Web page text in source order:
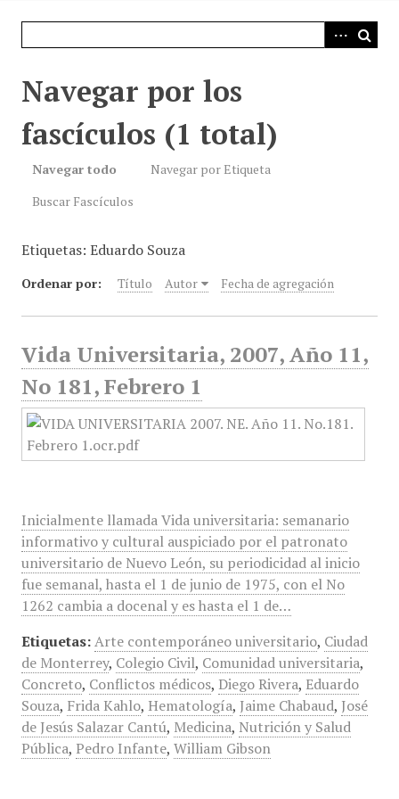
Navegar por los
fascículos (1 total)
Navegar todo
Navegar por Etiqueta
Buscar Fascículos
Etiquetas: Eduardo Souza
Ordenar por: Título Autor Fecha de agregación
Vida Universitaria, 2007, Año 11,
No 181, Febrero 1
Inicialmente llamada Vida universitaria: semanario
informativo y cultural auspiciado por el patronato
universitario de Nuevo León, su periodicidad al inicio
fue semanal, hasta el 1 de junio de 1975, con el No
1262 cambia a docenal y es hasta el 1 de…
Etiquetas: Arte contemporáneo universitario, Ciudad
de Monterrey, Colegio Civil, Comunidad universitaria,
Concreto, Conflictos médicos, Diego Rivera, Eduardo
Souza, Frida Kahlo, Hematología, Jaime Chabaud, José
de Jesús Salazar Cantú, Medicina, Nutrición y Salud
Pública, Pedro Infante, William Gibson